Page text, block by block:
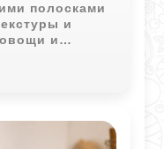
полосками
и
и